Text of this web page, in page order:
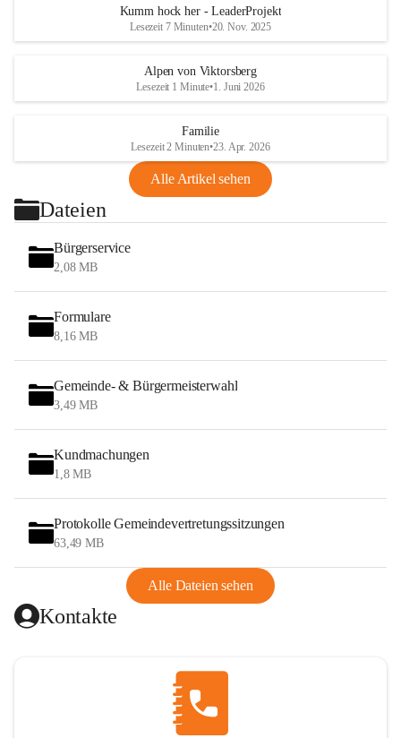
Kumm hock her - LeaderProjekt
Lesezeit 7 Minuten•20. Nov. 2025
Alpen von Viktorsberg
Lesezeit 1 Minute•1. Juni 2026
Familie
Lesezeit 2 Minuten•23. Apr. 2026
Alle Artikel sehen
Dateien
Bürgerservice
2,08 MB
Formulare
8,16 MB
Gemeinde- & Bürgermeisterwahl
3,49 MB
Kundmachungen
1,8 MB
Protokolle Gemeindevertretungssitzungen
63,49 MB
Alle Dateien sehen
Kontakte